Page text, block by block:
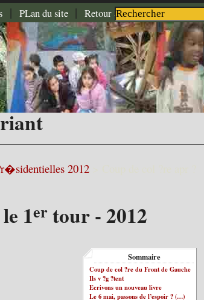
| PLan du site | Retour à l'accueil| |
2012>
1er tour - 2012
Sommaire
Coup de col ?re du Front de Gauche
Ils v ?g ?tent
Ecrivons un nouveau livre
Le 6 mai, passons de l’espoir ? (…)